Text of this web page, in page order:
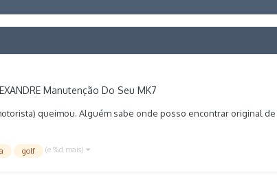
Manutenção Do Seu MK7
queimou. Alguém sabe onde posso encontrar original
golf (e %d mais)